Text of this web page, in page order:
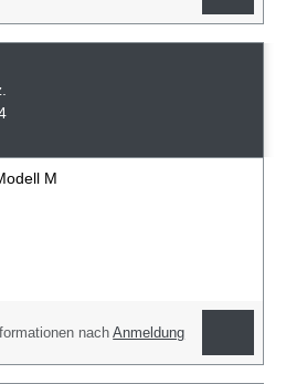
M
nachAnmeldung